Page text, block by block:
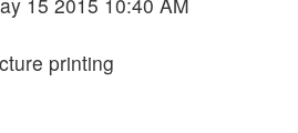
printing